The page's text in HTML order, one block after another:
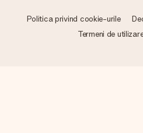
Politica privind cookie-urile
Termeni de